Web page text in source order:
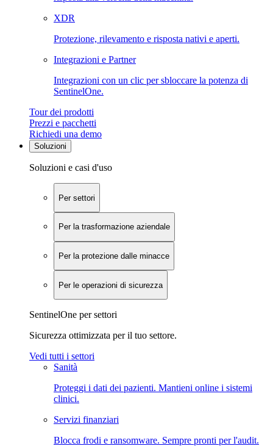
XDR
Protezione, rilevamento e risposta nativi e aperti.
Integrazioni e Partner
Integrazioni con un clic per sbloccare la potenza di
SentinelOne.
Tour dei prodotti
Prezzi e pacchetti
Richiedi una demo
Soluzioni
Soluzioni e casi d'uso
Per settori
Per la trasformazione aziendale
Per la protezione dalle minacce
Per le operazioni di sicurezza
SentinelOne per settori
Sicurezza ottimizzata per il tuo settore.
Vedi tutti i settori
Sanità
Proteggi i dati dei pazienti. Mantieni online i sistemi
clinici.
Servizi finanziari
Blocca frodi e ransomware. Sempre pronti per l'audit.